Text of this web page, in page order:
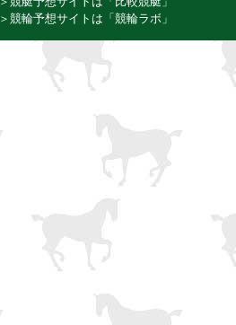
＞競輪予想サイトは「競輪ラボ」